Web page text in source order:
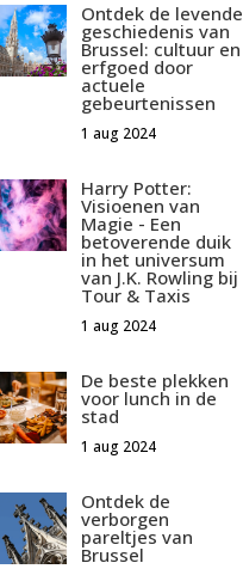
Ontdek de levende
geschiedenis van
Brussel: cultuur en
erfgoed door
actuele
gebeurtenissen
1 aug 2024
Harry Potter:
Visioenen van
Magie - Een
betoverende duik
in het universum
van J.K. Rowling bij
Tour & Taxis
1 aug 2024
De beste plekken
voor lunch in de
stad
1 aug 2024
Ontdek de
verborgen
pareltjes van
Brussel